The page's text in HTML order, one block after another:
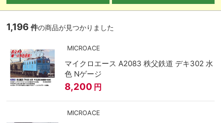
1,196 件の商品が見つかりました
MICROACE
マイクロエース A2083 秩父鉄道 デキ302 水
色 Nゲージ
8,200 円
MICROACE